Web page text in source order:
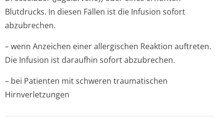
Blutdrucks. In diesen Fällen ist die Infusion sofort
abzubrechen.
– wenn Anzeichen einer allergischen Reaktion auftreten.
Die Infusion ist daraufhin sofort abzubrechen.
– bei Patienten mit schweren traumatischen
Hirnverletzungen